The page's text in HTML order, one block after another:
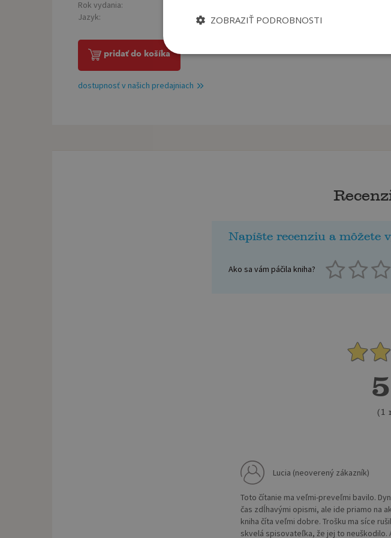
Rok vydania:
Jazyk: slovenský
pridať do košíka
dostupnosť v našich predajniach
Napíšte recenziu a môžete
Ako sa vám páčila kniha?
5
(1
Lucia (neoverený zákazník)
Toto čítanie ma veľmi-preveľmi bavilo.
čas zdĺhavými opismi, ale ide priamo na
kniha číta veľmi dobre. Trošku ma síce
skvelá spisovateľka, že jej to
ZOBRAZIŤ PODROBNOSTI